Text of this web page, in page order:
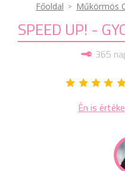
Főoldal Műkörmös
SPEED UP! -
365
Én is